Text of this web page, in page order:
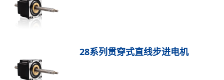
28系列贯穿式直线步进电机